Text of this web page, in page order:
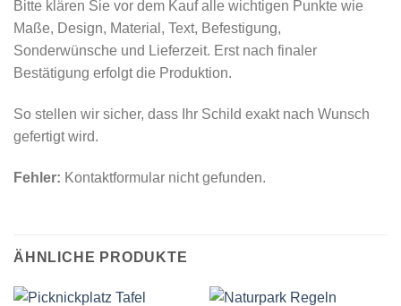
Bitte klären Sie vor dem Kauf alle wichtigen Punkte wie
Maße, Design, Material, Text, Befestigung,
Sonderwünsche und Lieferzeit. Erst nach finaler
Bestätigung erfolgt die Produktion.
So stellen wir sicher, dass Ihr Schild exakt nach Wunsch
gefertigt wird.
Fehler: Kontaktformular nicht gefunden.
ÄHNLICHE PRODUKTE